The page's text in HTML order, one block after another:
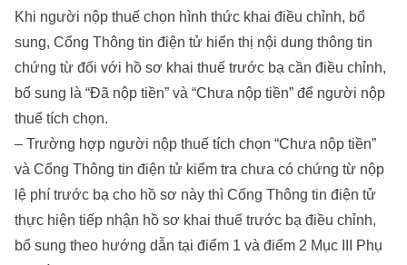
Khi người nộp thuế chọn hình thức khai điều chỉnh, bổ
sung, Cổng Thông tin điện tử hiển thị nội dung thông tin
chứng từ đối với hồ sơ khai thuế trước bạ cần điều chỉnh,
bổ sung là “Đã nộp tiền” và “Chưa nộp tiền” để người nộp
thuế tích chọn.
– Trường hợp người nộp thuế tích chọn “Chưa nộp tiền”
và Cổng Thông tin điện tử kiểm tra chưa có chứng từ nộp
lệ phí trước bạ cho hồ sơ này thì Cổng Thông tin điện tử
thực hiện tiếp nhận hồ sơ khai thuế trước bạ điều chỉnh,
bổ sung theo hướng dẫn tại điểm 1 và điểm 2 Mục III Phụ